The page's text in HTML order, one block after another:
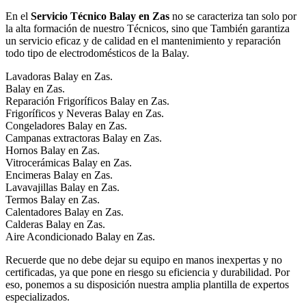
En el Servicio Técnico Balay en Zas no se caracteriza tan solo por
la alta formación de nuestro Técnicos, sino que También garantiza
un servicio eficaz y de calidad en el mantenimiento y reparación
todo tipo de electrodomésticos de la Balay.
Lavadoras Balay en Zas.
Balay en Zas.
Reparación Frigoríficos Balay en Zas.
Frigoríficos y Neveras Balay en Zas.
Congeladores Balay en Zas.
Campanas extractoras Balay en Zas.
Hornos Balay en Zas.
Vitrocerámicas Balay en Zas.
Encimeras Balay en Zas.
Lavavajillas Balay en Zas.
Termos Balay en Zas.
Calentadores Balay en Zas.
Calderas Balay en Zas.
Aire Acondicionado Balay en Zas.
Recuerde que no debe dejar su equipo en manos inexpertas y no
certificadas, ya que pone en riesgo su eficiencia y durabilidad. Por
eso, ponemos a su disposición nuestra amplia plantilla de expertos
especializados.